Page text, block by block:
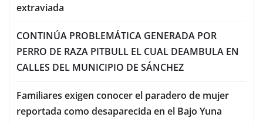
extraviada
CONTINÚA PROBLEMÁTICA GENERADA POR
PERRO DE RAZA PITBULL EL CUAL DEAMBULA EN
CALLES DEL MUNICIPIO DE SÁNCHEZ
Familiares exigen conocer el paradero de mujer
reportada como desaparecida en el Bajo Yuna